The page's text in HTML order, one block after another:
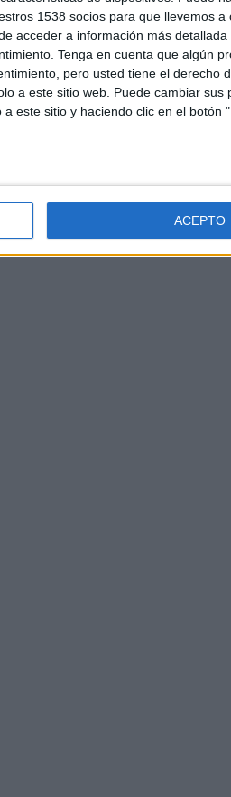
1538 socios para que llevemos a
acceder a información más
Tenga en cuenta que algún
pero usted tiene el derecho
a este sitio web. Puede cambiar sus
este sitio y haciendo clic en el botón
ACEPTO